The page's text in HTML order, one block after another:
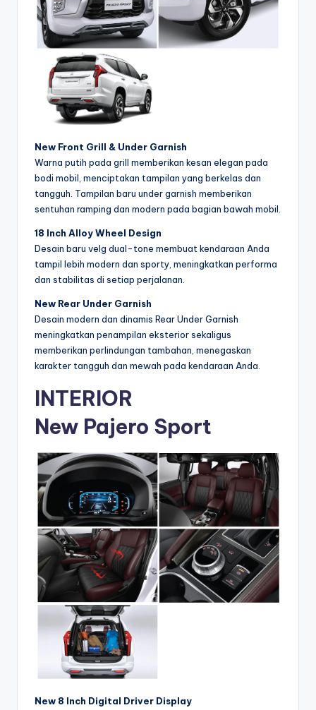
New Front Grill & Under Garnish
Warna putih pada grill memberikan kesan elegan pada
bodi mobil, menciptakan tampilan yang berkelas dan
tangguh. Tampilan baru under garnish memberikan
sentuhan ramping dan modern pada bagian bawah mobil.
18 Inch Alloy Wheel Design
Desain baru velg dual-tone membuat kendaraan Anda
tampil lebih modern dan sporty, meningkatkan performa
dan stabilitas di setiap perjalanan.
New Rear Under Garnish
Desain modern dan dinamis Rear Under Garnish
meningkatkan penampilan eksterior sekaligus
memberikan perlindungan tambahan, menegaskan
karakter tangguh dan mewah pada kendaraan Anda.
INTERIOR
New Pajero Sport
New 8 Inch Digital Driver Display